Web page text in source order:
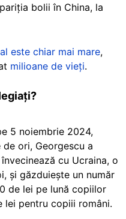
bolii în China, la
este chiar mai mare,
milioane de vieți.
5 noiembrie 2024,
ori, Georgescu a
cu Ucraina, o
și găzduiește un număr
de lei pe lună copiilor
lei pentru copiii români.